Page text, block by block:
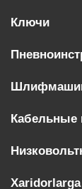
Ключи
Кабельные
Xaridorlarga